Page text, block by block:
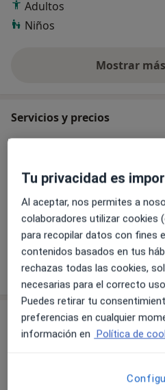
Adultos
Niños
Mostrar
Servicios y precios
Visitas sucesivas Oftalmología
Detalles
¿Cómo funcionan los
Consultas (2)
Tu privacidad es
Al aceptar, nos permites a
colaboradores utilizar cookies
para recopilar datos con fines
contenidos basados en tus
rechazas todas las cookies,
necesarias para el correcto
Puedes retirar tu
preferencias en cualquier
información en Política de